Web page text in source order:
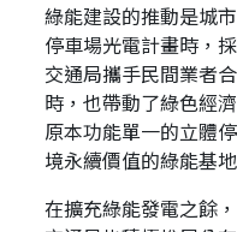
綠能建設的推動是城
停車場光電計畫時，
交通局攜手民間業者
時，也帶動了綠色經
原本功能單一的立體
境永續價值的綠能基地
在擴充綠能發電之餘